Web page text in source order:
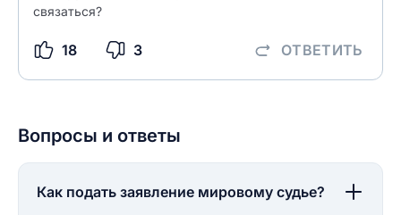
связаться?
18 3 ОТВЕТИТЬ
Вопросы и ответы
Как подать заявление мировому судье?